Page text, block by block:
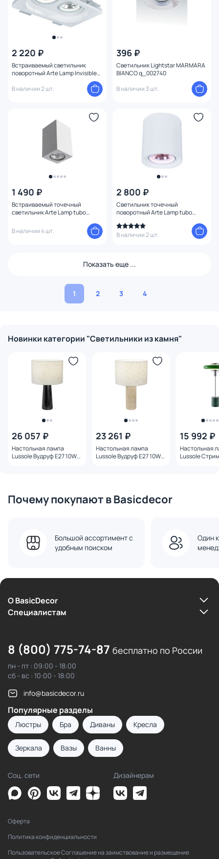
2 220 ₽
Встраиваемый светильник
поворотный Arte Lamp Invisible
В наличии 2 шт.
396 ₽
Светильник Lightstar MARMARA
BIANCO q_002740
В наличии 3 шт.
1 490 ₽
Встраиваемый точечный
светильник Arte Lamp tubo
В наличии 4 шт.
2 800 ₽
Светильник точечный
поворотный Arte Lamp tubo
В наличии 2 шт.
Показать еще ...
1 2 3 4
Новинки категории "Светильники из камня"
26 057 ₽
Настольная лампа
Lussole Вудруф E27 10W
23 261 ₽
Настольная лампа
Lussole Вудруф E27 10W
15 992 ₽
Настольная
Lussole Стрим
Почему покупают в Basicdecor
Большой ассортимент с
удобным поиском
Один
О BasicDecor
Cпециалистам
8 (800) 775-74-87 бесплатно по России
пн - пт : 09:00 - 18:00
сб - вс : 10:00 - 18:00
info@basicdecor.ru
Популярные разделы
Люстры Бра Диваны Кресла
Зеркала Вазы Ванны
Соц. сети Дизайнерам
Оферта
Политика конфиденциальности
Пользовательское Соглашение на заимствование и размещение